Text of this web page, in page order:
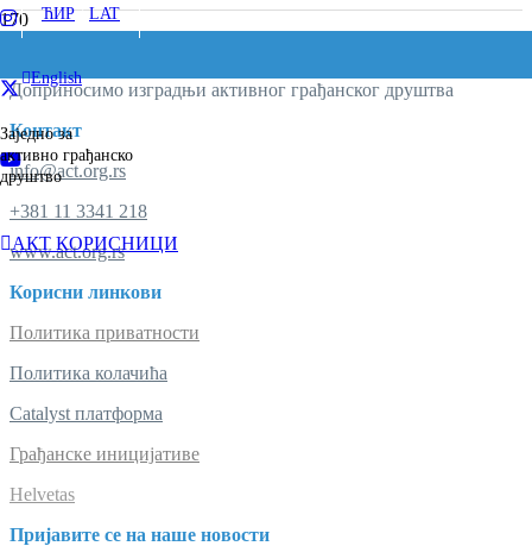
ЋИР/LAT
English
Заједно за
активно грађанско
друштво
AКT КОРИСНИЦИ
Доприносимо изградњи активног грађанског друштва
Контакт
info@act.org.rs
+381 11 3341 218
www.act.org.rs
Корисни линкови
Политика приватности
Политика колачића
Catalyst платформа
Грађанске иницијативе
Helvetas
Пријавите се на наше новости